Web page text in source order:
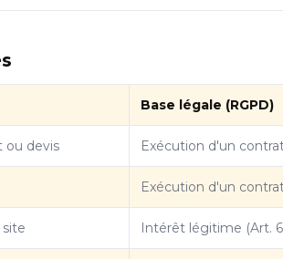
Base légale (RGPD)
ou devis Exécution d'un contrat
Exécution d'un contrat
Intérêt légitime (Art.